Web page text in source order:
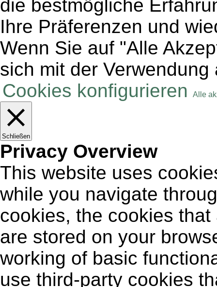
die bestmögliche
Ihre Präferenzen und
Wenn Sie auf "Alle
sich mit der
Cookies konfigurieren
Alle
Schließen
Privacy Overview
This website uses
while you navigate
cookies, the cookies
are stored on your
working of basic
use third-party cookies